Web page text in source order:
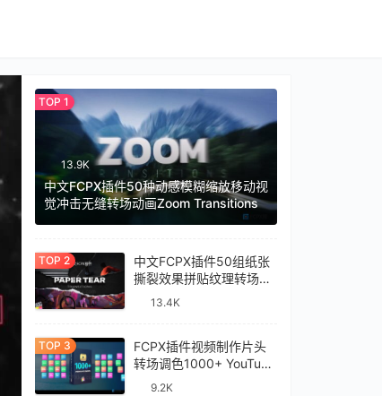
13.9K
中文FCPX插件50种动感模糊缩放移动视
觉冲击无缝转场动画Zoom Transitions
中文FCPX插件50组纸张
撕裂效果拼贴纹理转场过
渡预设Paper Tear
13.4K
FCPX插件视频制作片头
转场调色1000+ YouTube
Library
9.2K